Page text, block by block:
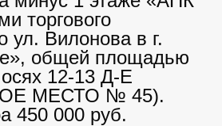
торгового
ул. Вилонова в г.
общей площадью
12-13 Д-Е
МЕСТО № 45).
450 000 руб.